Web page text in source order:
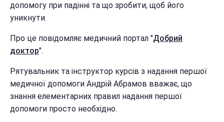
допомогу при падінні та що зробити, щоб його
уникнути.
Про це повідомляє медичний портал "Добрий
доктор".
Рятувальник та інструктор курсів з надання першої
медичної допомоги Андрій Абрамов вважає, що
знання елементарних правил надання першої
допомоги просто необхідно.